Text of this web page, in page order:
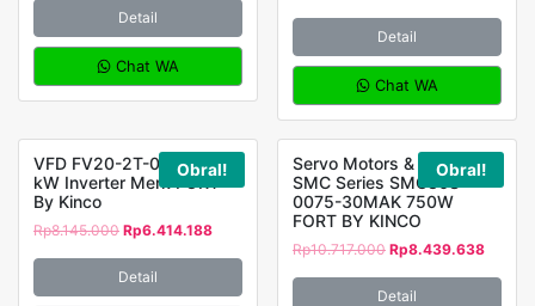
Detail
Chat WA
Detail
Chat WA
Obral!
VFD FV20-2T-0055G 5,5
kW Inverter Merk FORT
By Kinco
Rp8.145.000 Rp6.414.188
Detail
Obral!
Servo Motors & Driver
SMC Series SMC80S-
0075-30MAK 750W
FORT BY KINCO
Rp10.717.000 Rp8.439.638
Detail